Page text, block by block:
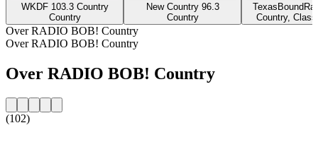
WKDF 103.3 Country
Country
New Country 96.3
Country
Country,
Over RADIO BOB! Country
Over RADIO BOB! Country
Over RADIO BOB! Country
(102)